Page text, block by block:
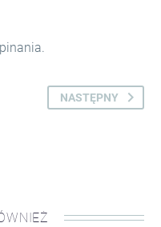
NASTĘPNY